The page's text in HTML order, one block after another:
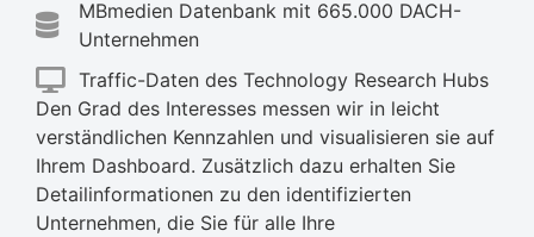
MBmedien Datenbank mit 665.000 DACH-
Unternehmen
Traffic-Daten des Technology Research Hubs
Den Grad des Interesses messen wir in leicht
verständlichen Kennzahlen und visualisieren sie auf
Ihrem Dashboard. Zusätzlich dazu erhalten Sie
Detailinformationen zu den identifizierten
Unternehmen, die Sie für alle Ihre